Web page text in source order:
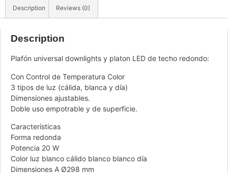
Description Reviews (0)
Description
Plafón universal downlights y platon LED de techo redondo:
Con Control de Temperatura Color
3 tipos de luz (cálida, blanca y día)
Dimensiones ajustables.
Doble uso empotrable y de superficie.
Características
Forma redonda
Potencia 20 W
Color luz blanco cálido blanco blanco día
Dimensiones A Ø298 mm